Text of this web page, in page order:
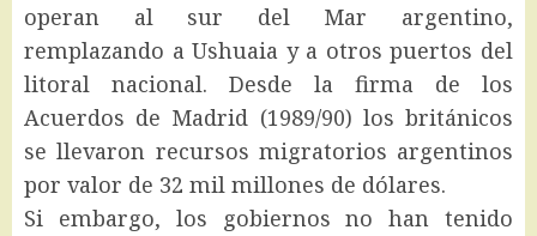
operan al sur del Mar argentino,
remplazando a Ushuaia y a otros puertos del
litoral nacional. Desde la firma de los
Acuerdos de Madrid (1989/90) los británicos
se llevaron recursos migratorios argentinos
por valor de 32 mil millones de dólares.
Si embargo, los gobiernos no han tenido